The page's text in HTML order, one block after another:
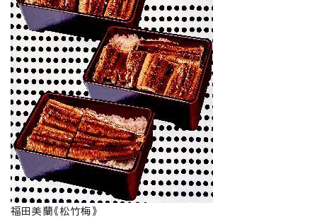
福田美蘭《松竹梅》